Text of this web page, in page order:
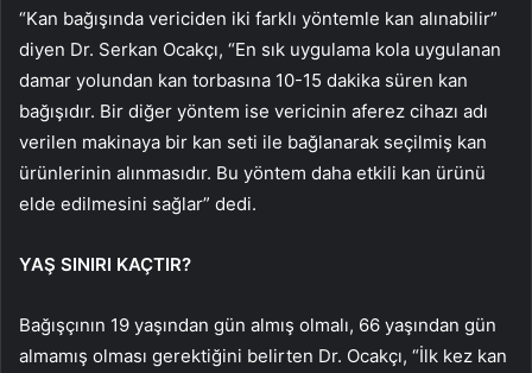
“Kan bağışında vericiden iki farklı yöntemle kan alınabilir”
diyen Dr. Serkan Ocakçı, “En sık uygulama kola uygulanan
damar yolundan kan torbasına 10-15 dakika süren kan
bağışıdır. Bir diğer yöntem ise vericinin aferez cihazı adı
verilen makinaya bir kan seti ile bağlanarak seçilmiş kan
ürünlerinin alınmasıdır. Bu yöntem daha etkili kan ürünü
elde edilmesini sağlar” dedi.
YAŞ SINIRI KAÇTIR?
Bağışçının 19 yaşından gün almış olmalı, 66 yaşından gün
almamış olması gerektiğini belirten Dr. Ocakçı, “İlk kez kan